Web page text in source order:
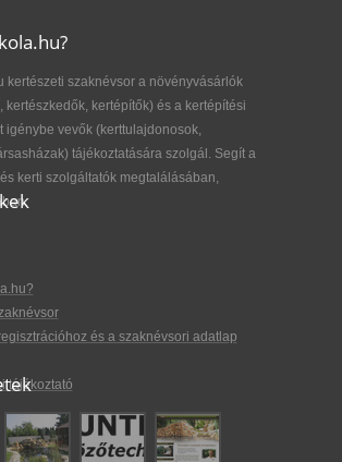
kertészeti szaknévsor a növényvásárlók
kertészkedők, kertépítők) és a kertépítési
igénybe vevők (kerttulajdonosok,
tájékoztatására szolgál. Segít a
kerti szolgáltatók megtalálásában,
és a szaknévsori adatlap
tájékoztató